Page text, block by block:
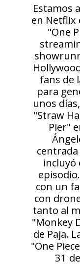
Estamos
en Netflix
"One
fans de
para
unos
"Straw
Pier"
con un
con
tanto al
"Monkey
de Paja.
"One
31